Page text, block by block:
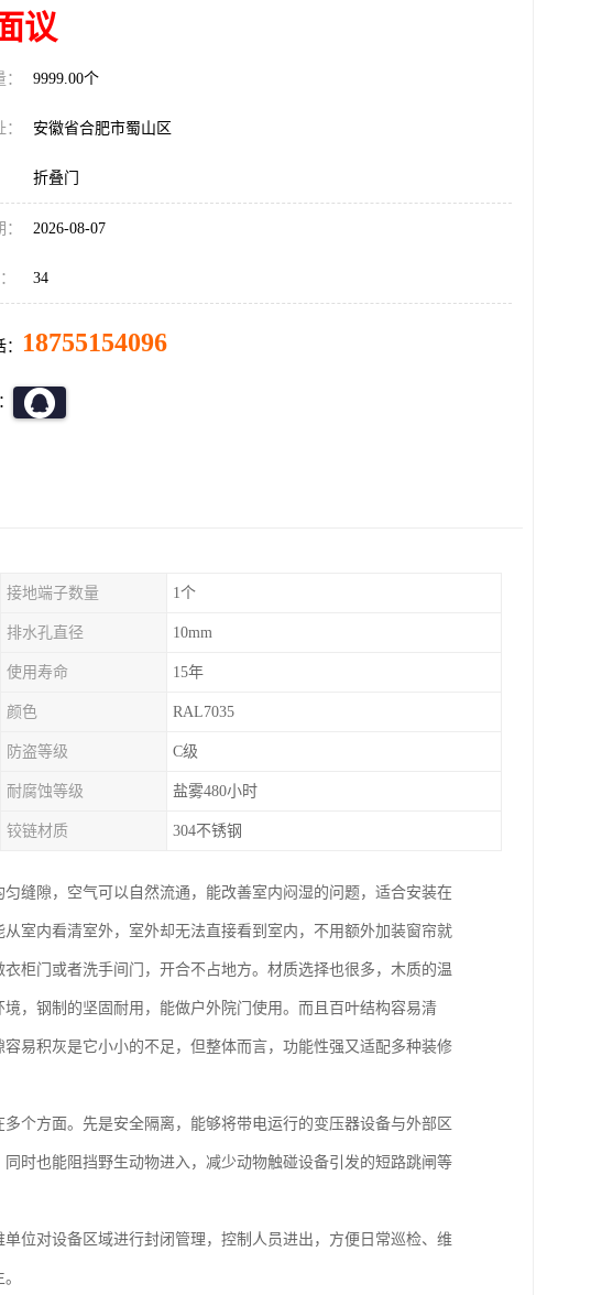
议
9999.00个
安徽省合肥市蜀山区
折叠门
2026-08-07
34
18755154096
接地端子数量 1个
排水孔直径 10mm
使用寿命 15年
颜色 RAL7035
防盗等级 C级
耐腐蚀等级 盐雾480小时
铰链材质 304不锈钢
缝隙，空气可以自然流通，能改善室内闷湿的问题，适合安装在
室内看清室外，室外却无法直接看到室内，不用额外加装窗帘就
柜门或者洗手间门，开合不占地方。材质选择也很多，木质的温
，钢制的坚固耐用，能做户外院门使用。而且百叶结构容易清
易积灰是它小小的不足，但整体而言，功能性强又适配多种装修
个方面。先是安全隔离，能够将带电运行的变压器设备与外部区
时也能阻挡野生动物进入，减少动物触碰设备引发的短路跳闸等
位对设备区域进行封闭管理，控制人员进出，方便日常巡检、维